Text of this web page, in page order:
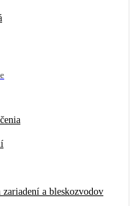
a bleskozvodov